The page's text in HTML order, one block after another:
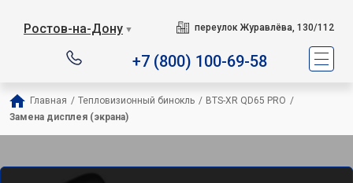
Ростов-на-Дону ▼ переулок Журавлёва, 130/112
+7 (800) 100-69-58
Главная / Тепловизионный бинокль / BTS-XR QD65 PRO /
Замена дисплея (экрана)